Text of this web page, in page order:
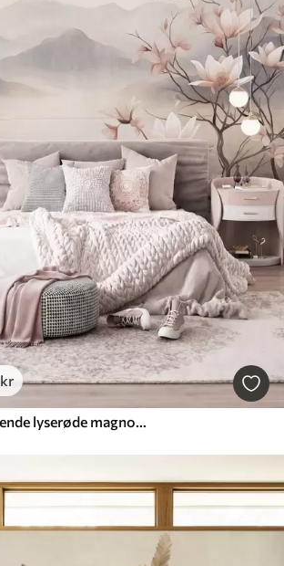
kr
Bjerge og blomstrende lyserøde magnoliagrene, et landskab med dybde og tekstur